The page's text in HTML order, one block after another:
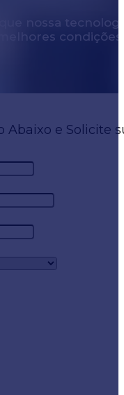
nossa
Abaixo e Solicite